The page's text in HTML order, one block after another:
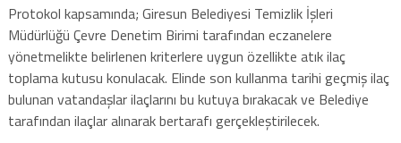
Protokol kapsamında; Giresun Belediyesi Temizlik İşleri
Müdürlüğü Çevre Denetim Birimi tarafından eczanelere
yönetmelikte belirlenen kriterlere uygun özellikte atık ilaç
toplama kutusu konulacak. Elinde son kullanma tarihi geçmiş ilaç
bulunan vatandaşlar ilaçlarını bu kutuya bırakacak ve Belediye
tarafından ilaçlar alınarak bertarafı gerçekleştirilecek.